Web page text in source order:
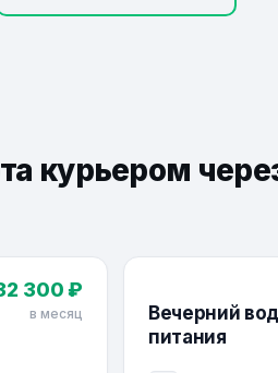
курьером
300 ₽
в месяц
Вечерний
питания